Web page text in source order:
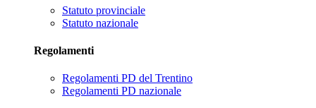
Statuto provinciale
Statuto nazionale
Regolamenti
Regolamenti PD del Trentino
Regolamenti PD nazionale